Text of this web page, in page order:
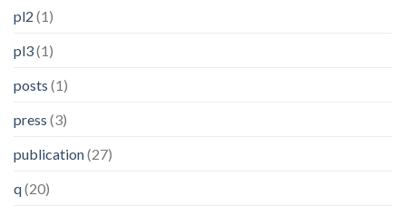
pl2 (1)
pl3(1)
posts (1)
press (3)
publication(27)
q(20)